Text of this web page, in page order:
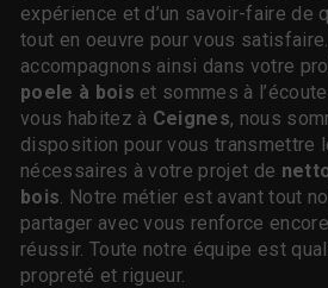
expérience et d’un savoir-faire de
tout en oeuvre pour vous
accompagnons ainsi dans votre
poele à bois et sommes à
vous habitez à Ceignes, nous
disposition pour vous transmettre
nécessaires à votre projet de
bois. Notre métier est avant tout
partager avec vous renforce
réussir. Toute notre équipe est
propreté et rigueur.